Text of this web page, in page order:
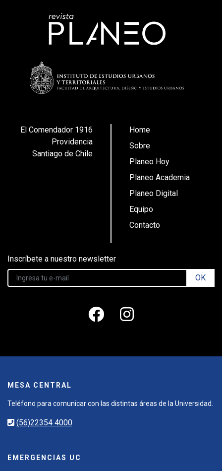
El Comendador 1916
Providencia
Santiago de Chile
Home
Sobre
Planeo Hoy
Planeo Academia
Planeo Digital
Equipo
Contacto
Inscríbete a nuestro newsletter
OK
MESA CENTRAL
Teléfono para comunicar con las distintas áreas de la Universidad.
(56)22354 4000
EMERGENCIAS UC